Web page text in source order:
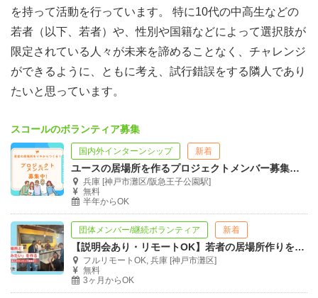
い関係性が生まれます。
・自分のテーマで"小さな図書館"が持てる
・本をきっかけに人とゆるくつながれる
・無理なく関われる、ちょうどいい参加度合い
きな作家・テーマに絞っても、若者に読んでほしい本を集
めても、マニアックな一冊を届けても。選書はあなたの自
己表現です。
貸し出し棚に置いた本を来場者に読んでもらい、貸し出
すこともできます（アナログの図書カード方式またはデジ
タルサービス「リブライズ」で対応予定）。
販売本だけでなく、創作物・物品・サービスなどの販売
を持って活動を行っています。 特に10代の中高生などの
若者（以下、若者）や、性別や国籍などによって選択肢が
限定されている人々が未来を諦めることなく、チャレンジ
ができるように、ともに考え、試行錯誤をする隣人であり
たいと思っています。
スコールのボランティア募集
国内外インターンシップ 新着
ユースの居場所を作るプロジェクトメンバー募集！@神戸市
兵庫 [神戸市灘区/阪急王子公園駅]
無料
半年からOK
団体メンバー/継続ボランティア 新着
【説明会あり・リモートOK】若者の居場所作りを神戸から（寄付集め／広報SNS）
フルリモートOK, 兵庫 [神戸市灘区]
無料
3ヶ月からOK